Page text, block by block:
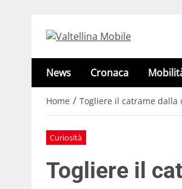
News Cronaca
Home / Togliere il catrame dalla
Curiosità
Togliere il